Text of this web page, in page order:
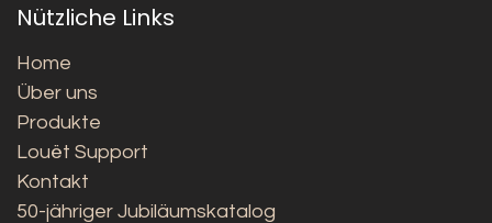
Nützliche Links
Home
Über uns
Produkte
Louët Support
Kontakt
50-jähriger Jubiläumskatalog